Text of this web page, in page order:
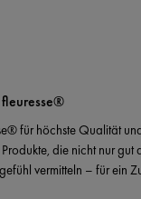
für höchste Qualität
die nicht nur gut
vermitteln – für ein